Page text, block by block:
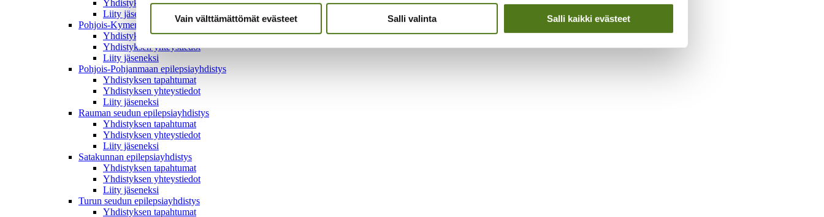
Vain välttämättömät evästeet Salli valinta Salli kaikki evästeet
Yhdistyksen yhteystiedot
Liity jäseneksi
Pohjois-Kymen epilepsiayhdistys
Yhdistyksen tapahtumat
Yhdistyksen yhteystiedot
Liity jäseneksi
Pohjois-Pohjanmaan epilepsiayhdistys
Yhdistyksen tapahtumat
Yhdistyksen yhteystiedot
Liity jäseneksi
Rauman seudun epilepsiayhdistys
Yhdistyksen tapahtumat
Yhdistyksen yhteystiedot
Liity jäseneksi
Satakunnan epilepsiayhdistys
Yhdistyksen tapahtumat
Yhdistyksen yhteystiedot
Liity jäseneksi
Turun seudun epilepsiayhdistys
Yhdistyksen tapahtumat